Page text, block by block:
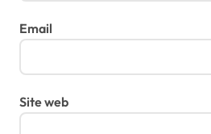
Email
Site web